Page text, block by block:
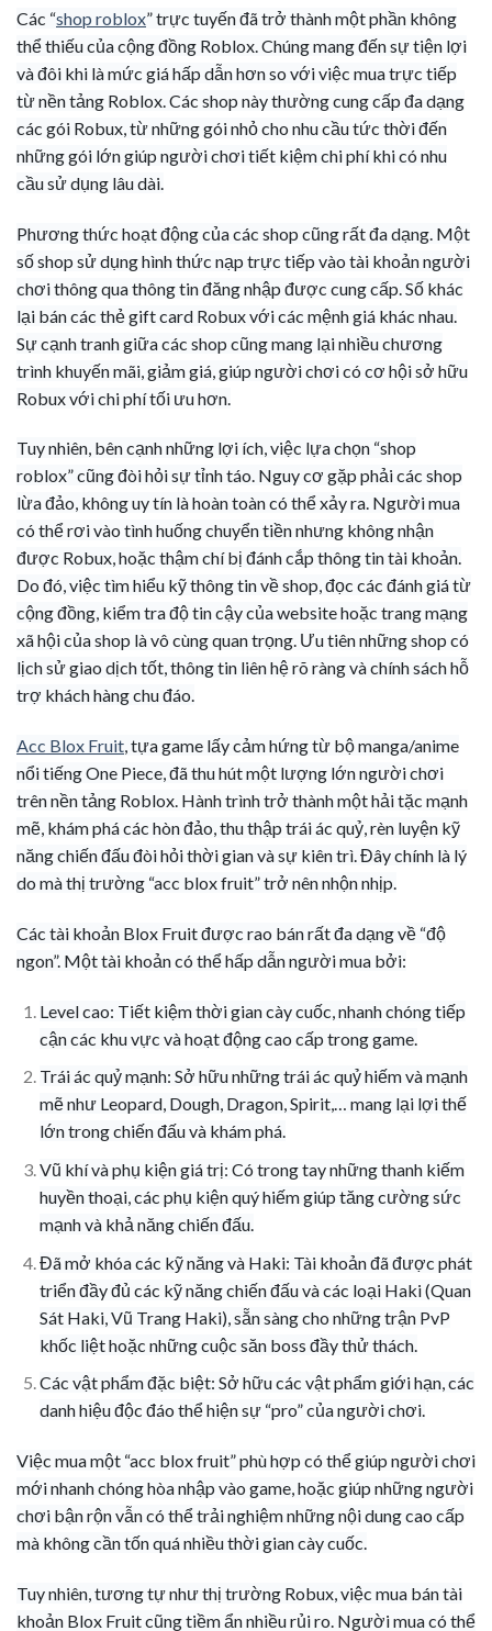
Các “shop roblox” trực tuyến đã trở thành một phần không
thể thiếu của cộng đồng Roblox. Chúng mang đến sự tiện lợi
và đôi khi là mức giá hấp dẫn hơn so với việc mua trực tiếp
từ nền tảng Roblox. Các shop này thường cung cấp đa dạng
các gói Robux, từ những gói nhỏ cho nhu cầu tức thời đến
những gói lớn giúp người chơi tiết kiệm chi phí khi có nhu
cầu sử dụng lâu dài.
Phương thức hoạt động của các shop cũng rất đa dạng. Một
số shop sử dụng hình thức nạp trực tiếp vào tài khoản người
chơi thông qua thông tin đăng nhập được cung cấp. Số khác
lại bán các thẻ gift card Robux với các mệnh giá khác nhau.
Sự cạnh tranh giữa các shop cũng mang lại nhiều chương
trình khuyến mãi, giảm giá, giúp người chơi có cơ hội sở hữu
Robux với chi phí tối ưu hơn.
Tuy nhiên, bên cạnh những lợi ích, việc lựa chọn “shop
roblox” cũng đòi hỏi sự tỉnh táo. Nguy cơ gặp phải các shop
lừa đảo, không uy tín là hoàn toàn có thể xảy ra. Người mua
có thể rơi vào tình huống chuyển tiền nhưng không nhận
được Robux, hoặc thậm chí bị đánh cắp thông tin tài khoản.
Do đó, việc tìm hiểu kỹ thông tin về shop, đọc các đánh giá từ
cộng đồng, kiểm tra độ tin cậy của website hoặc trang mạng
xã hội của shop là vô cùng quan trọng. Ưu tiên những shop có
lịch sử giao dịch tốt, thông tin liên hệ rõ ràng và chính sách hỗ
trợ khách hàng chu đáo.
Acc Blox Fruit, tựa game lấy cảm hứng từ bộ manga/anime
nổi tiếng One Piece, đã thu hút một lượng lớn người chơi
trên nền tảng Roblox. Hành trình trở thành một hải tặc mạnh
mẽ, khám phá các hòn đảo, thu thập trái ác quỷ, rèn luyện kỹ
năng chiến đấu đòi hỏi thời gian và sự kiên trì. Đây chính là lý
do mà thị trường “acc blox fruit” trở nên nhộn nhịp.
Các tài khoản Blox Fruit được rao bán rất đa dạng về “độ
ngon”. Một tài khoản có thể hấp dẫn người mua bởi:
Level cao: Tiết kiệm thời gian cày cuốc, nhanh chóng tiếp
cận các khu vực và hoạt động cao cấp trong game.
Trái ác quỷ mạnh: Sở hữu những trái ác quỷ hiếm và mạnh
mẽ như Leopard, Dough, Dragon, Spirit,… mang lại lợi thế
lớn trong chiến đấu và khám phá.
Vũ khí và phụ kiện giá trị: Có trong tay những thanh kiếm
huyền thoại, các phụ kiện quý hiếm giúp tăng cường sức
mạnh và khả năng chiến đấu.
Đã mở khóa các kỹ năng và Haki: Tài khoản đã được phát
triển đầy đủ các kỹ năng chiến đấu và các loại Haki (Quan
Sát Haki, Vũ Trang Haki), sẵn sàng cho những trận PvP
khốc liệt hoặc những cuộc săn boss đầy thử thách.
Các vật phẩm đặc biệt: Sở hữu các vật phẩm giới hạn, các
danh hiệu độc đáo thể hiện sự “pro” của người chơi.
Việc mua một “acc blox fruit” phù hợp có thể giúp người chơi
mới nhanh chóng hòa nhập vào game, hoặc giúp những người
chơi bận rộn vẫn có thể trải nghiệm những nội dung cao cấp
mà không cần tốn quá nhiều thời gian cày cuốc.
Tuy nhiên, tương tự như thị trường Robux, việc mua bán tài
khoản Blox Fruit cũng tiềm ẩn nhiều rủi ro. Người mua có thể